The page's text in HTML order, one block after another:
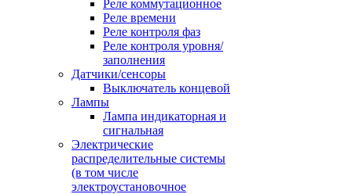
Реле коммутационное
Реле времени
Реле контроля фаз
Реле контроля уровня/
заполнения
Датчики/сенсоры
Выключатель концевой
Лампы
Лампа индикаторная и
сигнальная
Электрические
распределительные системы
(в том числе
электроустановочное